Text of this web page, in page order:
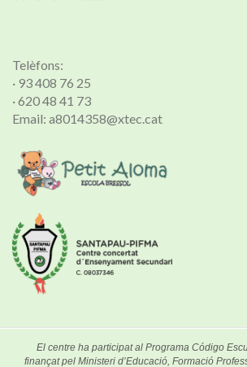
Telèfons:
· 93 408 76 25
· 620 48 41 73
Email: a8014358@xtec.cat
El centre ha participat al Programa Código
finançat pel Ministeri d’Educació, Formació